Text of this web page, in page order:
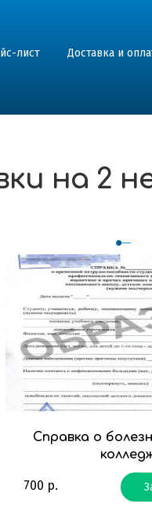
лист Доставка и
на 2
Справка о
700 р.